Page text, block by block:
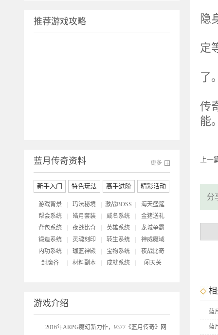
隐
定
了
传
能
上一
分
蓝
蓝
推荐游戏攻略
更多
蓝月传奇资料
新手入门 特色玩法 高手进阶 精彩活动
游戏背景 玛法秘境 激战BOSS
海天盛筵
帮会系统 皓月套装 威名系统
金猪送礼
背包系统 夜战比奇 英雄系统
龙城争霸
锻造系统 灵魂刻印 转生系统
神威魔域
内功系统 珈蓝神殿 宝物系统
夜战比奇
封魔谷 材料副本 成就系统 闯天关
游戏介绍
2016年ARPG魔幻新力作，9377《蓝月传奇》网